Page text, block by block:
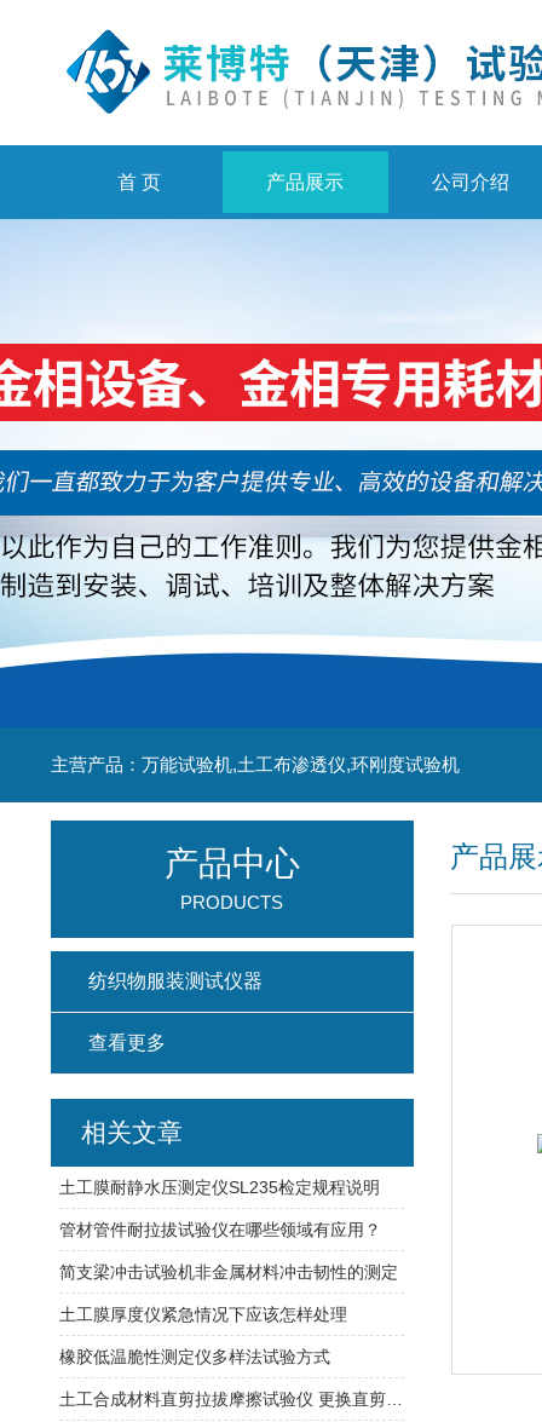
首 页 产品展示 公司介绍
主营产品：万能试验机,土工布渗透仪,环刚度试验机
产品
产品中心
PRODUCTS
纺织物服装测试仪器
查看更多
相关文章
土工膜耐静水压测定仪SL235检定规程说明
管材管件耐拉拔试验仪在哪些领域有应用？
简支梁冲击试验机非金属材料冲击韧性的测定
土工膜厚度仪紧急情况下应该怎样处理
橡胶低温脆性测定仪多样法试验方式